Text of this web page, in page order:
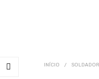
INÍCIO / SOLDADOR